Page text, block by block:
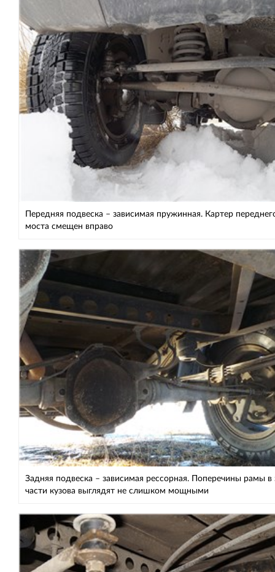
Передняя подвеска – зависимая пружинная. Картер
моста смещен вправо
Задняя подвеска – зависимая рессорная. Поперечины рамы в
части кузова выглядят не слишком мощными